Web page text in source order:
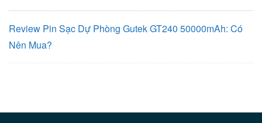
Review Pin Sạc Dự Phòng Gutek GT240 50000mAh: Có
Nên Mua?